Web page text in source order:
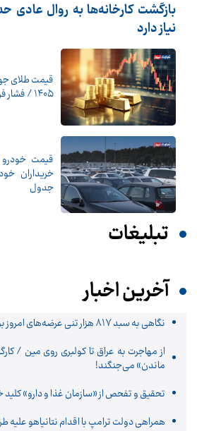
بازگشت کارخانه‌ها به روال
نیاز دارد
۱۴۰۵ / فشار فروش، طلا را عقب راند
خریداران
جدول
تبلیغات
آخرین اخبار
نگاهی به سبد ۸۱۷ هزار تنی عرضه‌های امروز بورس کالا
از مهاجرت به عراق تا کولبری روی مین /
ماندن» می‌جنگند!
تحقیق و تفحص از «سازمان غذا و دارو» کلید
همراهی دولت ترامپ با اقدام نتانیاهو علیه